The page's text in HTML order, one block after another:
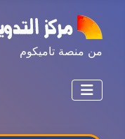
من منصة تاميكوم